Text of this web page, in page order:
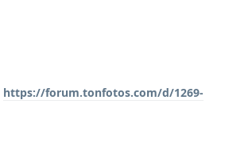
https://forum.tonfotos.com/d/1269-